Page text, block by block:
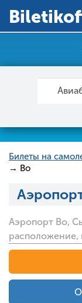
Билеты на
→ Bo
Аэропорт Bo,
расположение,